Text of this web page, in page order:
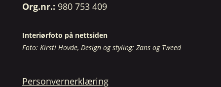
Org.nr.: 980 753 409
Interiørfoto på nettsiden
Foto: Kirsti Hovde, Design og styling: Zans og Tweed
Personvernerklæring